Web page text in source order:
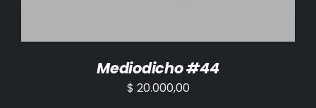
Mediodicho #44
$ 20.000,00